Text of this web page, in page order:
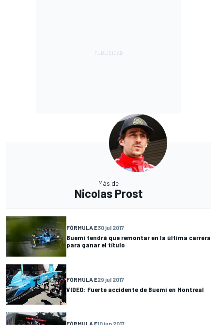
Más de
Nicolas Prost
FÓRMULA E30 jul 2017
Buemi tendrá que remontar en la última carrera
para ganar el título
FÓRMULA E29 jul 2017
VIDEO: Fuerte accidente de Buemi en Montreal